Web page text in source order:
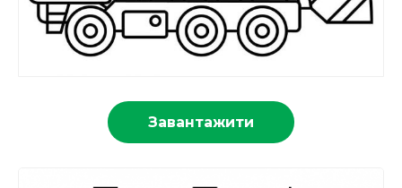
Завантажити